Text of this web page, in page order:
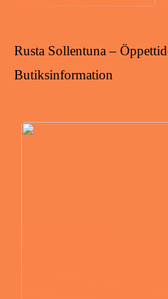
Rusta Sollentuna –
Butiksinformation